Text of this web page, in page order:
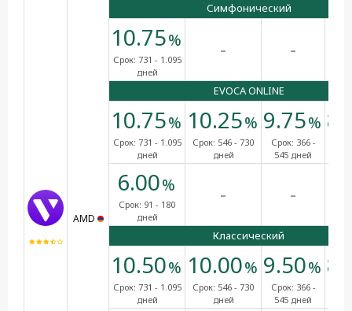
AMD
Симфонический
10.75%
Срок: 731 - 1.095
дней
- -
EVOCA ONLINE
10.75%
Срок: 731 - 1.095
дней
10.25%
Срок: 546 - 730
дней
9.75%
Срок: 366 -
545 дней
6.00%
Срок: 91 - 180
дней
- -
Классический
10.50%
Срок: 731 - 1.095
дней
10.00%
Срок: 546 - 730
дней
9.50%
Срок: 366 -
545 дней